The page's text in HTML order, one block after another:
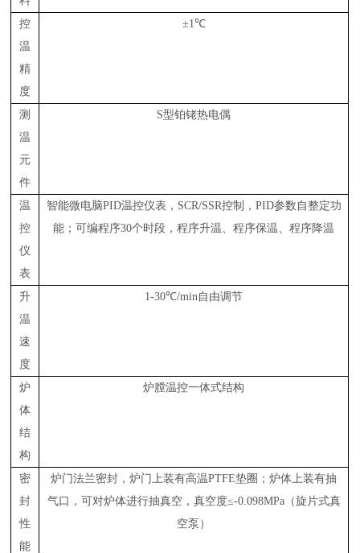
控
温
精
度
±1℃
测
温
元
件
S型铂铑热电偶
温
控
仪
表
智能微电脑PID温控仪表， SCR/SSR控制， PID参数自整定功
能；可编程序30个时段，程序升温、程序保温、程序降温
升
温
速
度
1-30℃/min自由调节
炉
体
结
构
炉膛温控一体式结构
密
封
性
能
炉门法兰密封，炉门上装有高温PTFE垫圈；炉体上装有抽
气口，可对炉体进行抽真空，真空度≤-0.098MPa（旋片式真
空泵）